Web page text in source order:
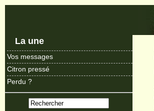
La une
Vos messages
Citron pressé
Perdu ?